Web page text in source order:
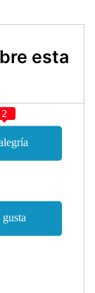
esta
2